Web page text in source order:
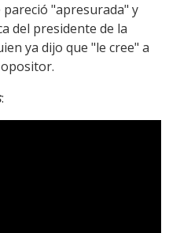
"apresurada" y
del presidente de la
ya dijo que "le cree" a
: